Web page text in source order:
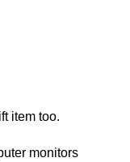
item too.
monitors